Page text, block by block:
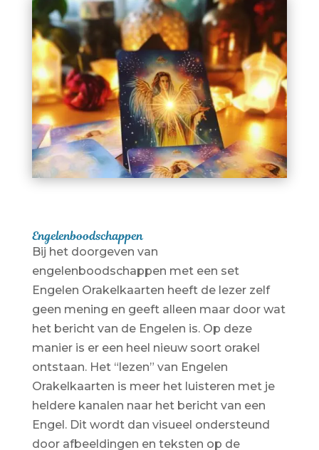
Engelenboodschappen
Bij het doorgeven van
engelenboodschappen met een set
Engelen Orakelkaarten heeft de lezer zelf
geen mening en geeft alleen maar door wat
het bericht van de Engelen is. Op deze
manier is er een heel nieuw soort orakel
ontstaan. Het “lezen” van Engelen
Orakelkaarten is meer het luisteren met je
heldere kanalen naar het bericht van een
Engel. Dit wordt dan visueel ondersteund
door afbeeldingen en teksten op de